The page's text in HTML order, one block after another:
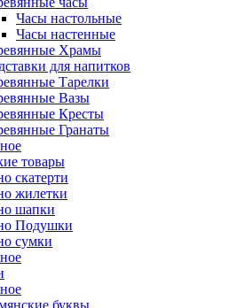
Часы настольные
Часы настенные
Храмы
для напитков
Тарелки
Вазы
Кресты
Гранаты
товары
скатерти
жилетки
шапки
Подушки
сумки
буквы